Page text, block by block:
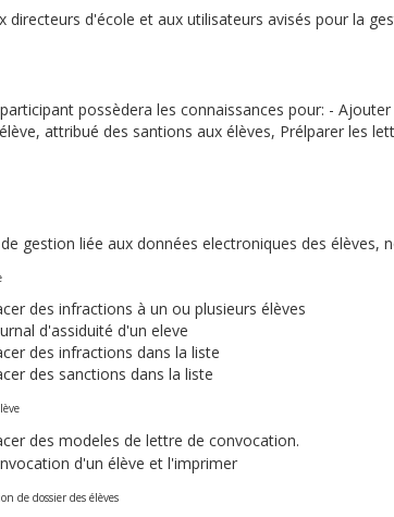
directeurs d'école et aux utilisateurs avisés pour la
possèdera les connaissances pour: -
attribué des santions aux élèves, Prélparer les
gestion liée aux données electroniques des élèves,
des infractions à un ou plusieurs élèves
d'assiduité d'un eleve
des infractions dans la liste
des sanctions dans la liste
des modeles de lettre de convocation.
d'un élève et l'imprimer
de dossier des élèves